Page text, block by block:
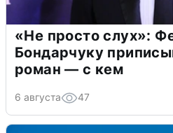
«Не просто слух»:
Бондарчуку
роман — с кем
6 августа 47